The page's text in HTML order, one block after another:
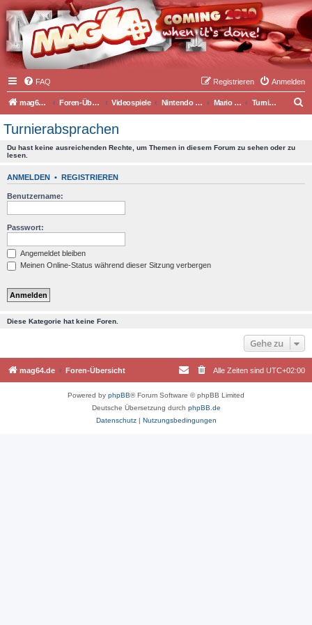
FAQ Anmelden
Registrieren
mag64.de Foren-Übersicht Videospiele Nintendo Network Mario Kart Online Turnierabsprachen
Turnierabsprachen
Du hast keine ausreichenden Rechte, um Themen in diesem Forum zu sehen oder zu
lesen.
ANMELDEN • REGISTRIEREN
Benutzername:
Passwort:
Angemeldet bleiben
Meinen Online-Status während dieser Sitzung verbergen
Diese Kategorie hat keine Foren.
Gehe zu
mag64.de Foren-Übersicht Alle Zeiten sind UTC+02:00
Powered by phpBB® Forum Software © phpBB Limited
Deutsche Übersetzung durch phpBB.de
Datenschutz| Nutzungsbedingungen